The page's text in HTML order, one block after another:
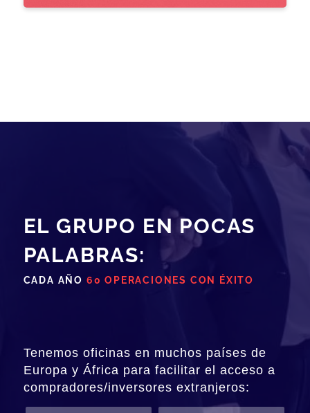
EL GRUPO EN POCAS
PALABRAS:
CADA AÑO 60 OPERACIONES CON ÉXITO
Tenemos oficinas en muchos países de
Europa y África para facilitar el acceso a
compradores/inversores extranjeros: